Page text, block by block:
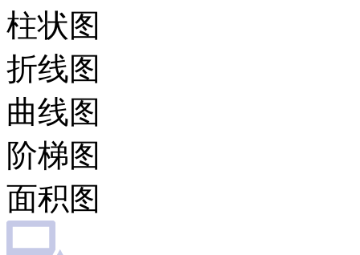
柱状图
折线图
曲线图
阶梯图
面积图